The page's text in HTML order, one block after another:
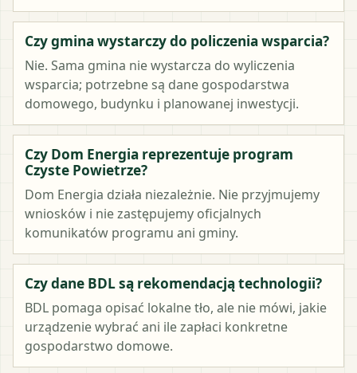
Czy gmina wystarczy do policzenia wsparcia?
Nie. Sama gmina nie wystarcza do wyliczenia
wsparcia; potrzebne są dane gospodarstwa
domowego, budynku i planowanej inwestycji.
Czy Dom Energia reprezentuje program
Czyste Powietrze?
Dom Energia działa niezależnie. Nie przyjmujemy
wniosków i nie zastępujemy oficjalnych
komunikatów programu ani gminy.
Czy dane BDL są rekomendacją technologii?
BDL pomaga opisać lokalne tło, ale nie mówi, jakie
urządzenie wybrać ani ile zapłaci konkretne
gospodarstwo domowe.